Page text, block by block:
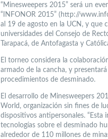
“Minesweepers 2015” será un
“INFONOR 2015” (http://
al 19 de agosto en la UCN, y que
universidades del Consejo de
Tarapacá, de Antofagasta y
El torneo considera la
armado de la cancha, y
procedimientos de desminado.
El desarrollo de Minesweepers
World, organización sin fines de
dispositivos antipersonales.
tecnologías sobre el desminado
alrededor de 110 millones de